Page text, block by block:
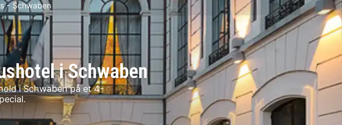
i Schwaben
i Schwaben på et 4-
- Schwaben